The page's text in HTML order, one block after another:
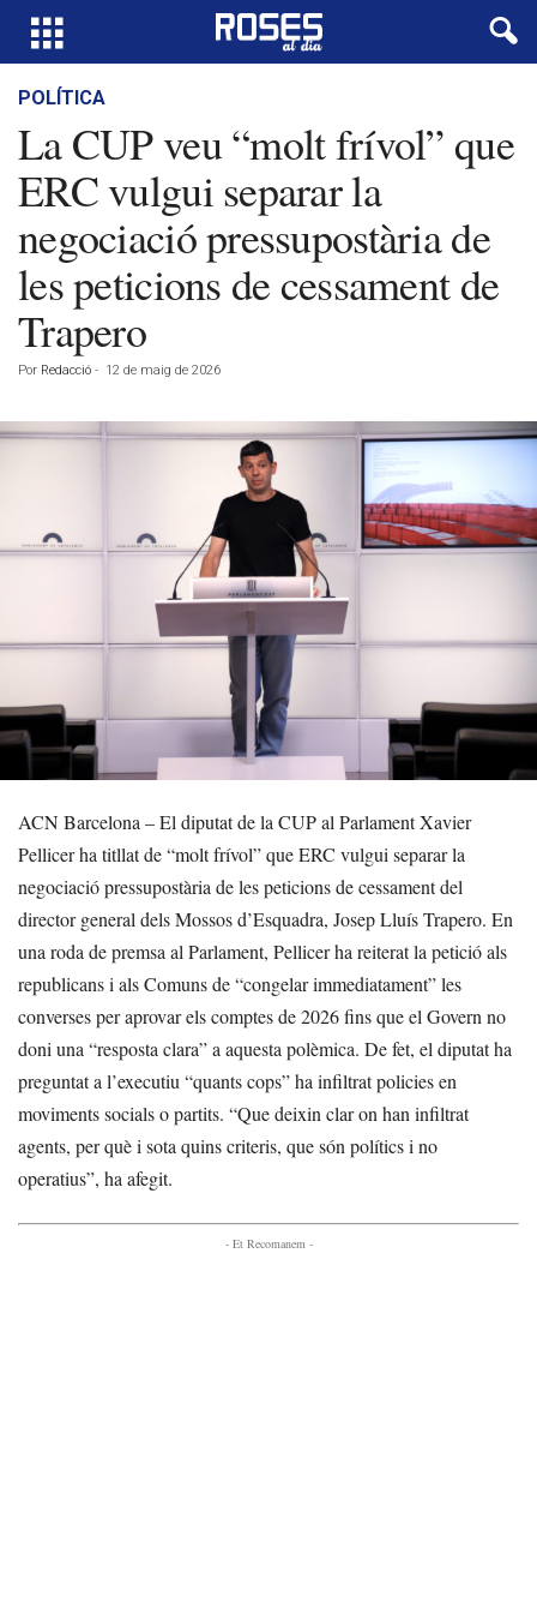
POLÍTICA
La CUP veu “molt frívol” que
ERC vulgui separar la
negociació pressupostària de
les peticions de cessament de
Trapero
Por Redacció - 12 de maig de 2026
ACN Barcelona – El diputat de la CUP al Parlament Xavier
Pellicer ha titllat de “molt frívol” que ERC vulgui separar la
negociació pressupostària de les peticions de cessament del
director general dels Mossos d’Esquadra, Josep Lluís Trapero. En
una roda de premsa al Parlament, Pellicer ha reiterat la petició als
republicans i als Comuns de “congelar immediatament” les
converses per aprovar els comptes de 2026 fins que el Govern no
doni una “resposta clara” a aquesta polèmica. De fet, el diputat ha
preguntat a l’executiu “quants cops” ha infiltrat policies en
moviments socials o partits. “Que deixin clar on han infiltrat
agents, per què i sota quins criteris, que són polítics i no
operatius”, ha afegit.
- Et Recomanem -